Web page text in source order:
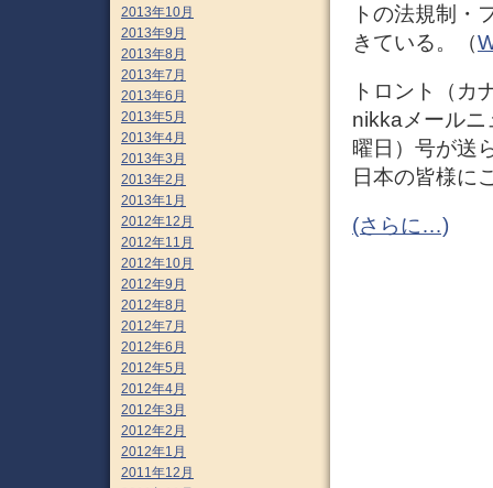
トの法規制・
きている。（
トロント（カ
nikkaメール
曜日）号が送
日本の皆様に
(さらに…)
2013年10月
2013年9月
2013年8月
2013年7月
2013年6月
2013年5月
2013年4月
2013年3月
2013年2月
2013年1月
2012年12月
2012年11月
2012年10月
2012年9月
2012年8月
2012年7月
2012年6月
2012年5月
2012年4月
2012年3月
2012年2月
2012年1月
2011年12月